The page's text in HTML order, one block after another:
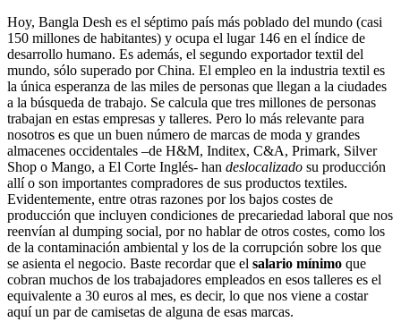
Hoy, Bangla Desh es el séptimo país más poblado del mundo (casi
150 millones de habitantes) y ocupa el lugar 146 en el índice de
desarrollo humano. Es además, el segundo exportador textil del
mundo, sólo superado por China. El empleo en la industria textil es
la única esperanza de las miles de personas que llegan a la ciudades
a la búsqueda de trabajo. Se calcula que tres millones de personas
trabajan en estas empresas y talleres. Pero lo más relevante para
nosotros es que un buen número de marcas de moda y grandes
almacenes occidentales –de H&M, Inditex, C&A, Primark, Silver
Shop o Mango, a El Corte Inglés- han deslocalizado su producción
allí o son importantes compradores de sus productos textiles.
Evidentemente, entre otras razones por los bajos costes de
producción que incluyen condiciones de precariedad laboral que nos
reenvían al dumping social, por no hablar de otros costes, como los
de la contaminación ambiental y los de la corrupción sobre los que
se asienta el negocio. Baste recordar que el salario mínimo que
cobran muchos de los trabajadores empleados en esos talleres es el
equivalente a 30 euros al mes, es decir, lo que nos viene a costar
aquí un par de camisetas de alguna de esas marcas.